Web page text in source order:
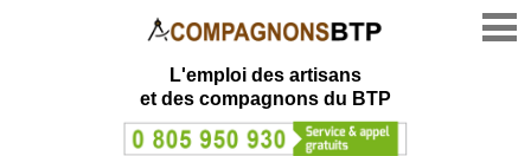
L'emploi des artisans
et des compagnons du BTP